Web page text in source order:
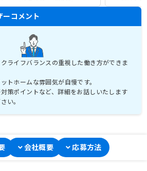
ーコメント
ライフバランスの重視した働き方ができま
トホームな雰囲気が自慢です。
策ポイントなど、詳細をお話しいたします
い。
会社概要 応募方法